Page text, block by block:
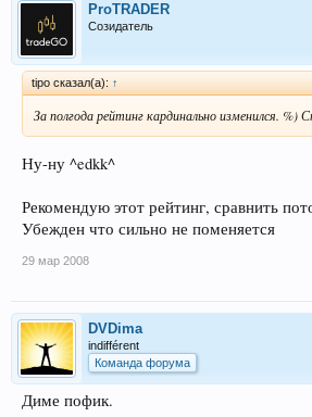
ProTRADER
Созидатель
tipo сказал(а): ↑
За полгода рейтинг кардинально изменился. %)
Ну-ну ^edkk^
Рекомендую этот рейтинг, сравнить
Убежден что сильно не поменяется
29 мар 2008
DVDima
indifférent
Команда форума
Диме пофик.